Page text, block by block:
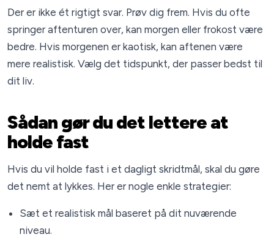
Der er ikke ét rigtigt svar. Prøv dig frem. Hvis du ofte
springer aftenturen over, kan morgen eller frokost være
bedre. Hvis morgenen er kaotisk, kan aftenen være
mere realistisk. Vælg det tidspunkt, der passer bedst til
dit liv.
Sådan gør du det lettere at
holde fast
Hvis du vil holde fast i et dagligt skridtmål, skal du gøre
det nemt at lykkes. Her er nogle enkle strategier:
Sæt et realistisk mål baseret på dit nuværende
niveau.